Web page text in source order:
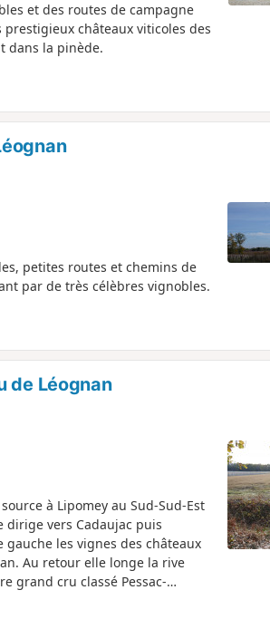
et des routes de campagne
châteaux viticoles des
dans la pinède.
petites routes et chemins de
par de très célèbres vignobles.
de Léognan
à Lipomey au Sud-Sud-Est
dirige vers Cadaujac puis
les vignes des châteaux
Au retour elle longe la rive
grand cru classé Pessac-